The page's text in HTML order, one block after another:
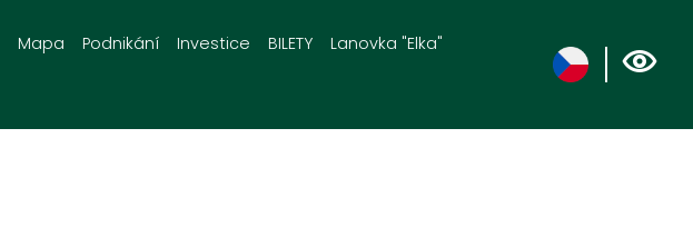
Mapa Podnikání Investice BILETY Lanovka "Elka"